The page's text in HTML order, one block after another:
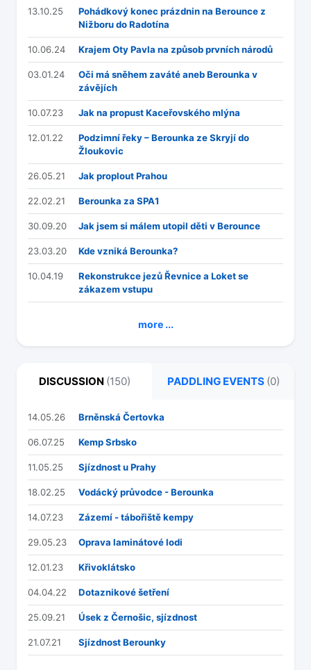
Popis:
Roztoky
(Půjčovna
lodí
Dronte) -
Beroun
(Autocamp
Hrázi)
11.7.26- 12.7.26
provoz na řece řídnout a od kempu v Račicích jsem jel už sám.
Přespal jsem mezi Žloukovicema a Nižborem. Druhý den
již pouze volej, ale za celou dobu jsem potkal pouze 3 supaře,
jsem si i to užíval. Na výborný oběd jsem zastavil v Hýskově u
13.10.25
Pohádkový konec prázdnin na Berounce z
Nižboru do Radotína
10.06.24 Krajem Oty Pavla na způsob prvních národů
03.01.24
Oči má sněhem zaváté aneb Berounka v
závějích
10.07.23 Jak na propust Kaceřovského mlýna
12.01.22
Podzimní řeky – Berounka ze Skryjí do
Žloukovic
26.05.21 Jak proplout Prahou
22.02.21 Berounka za SPA1
30.09.20 Jak jsem si málem utopil děti v Berounce
23.03.20 Kde vzniká Berounka?
10.04.19
Rekonstrukce jezů Řevnice a Loket se
zákazem vstupu
more ...
DISCUSSION (150) PADDLING EVENTS (0)
14.05.26 Brněnská Čertovka
06.07.25 Kemp Srbsko
11.05.25 Sjízdnost u Prahy
18.02.25 Vodácký průvodce - Berounka
14.07.23 Zázemí - tábořiště kempy
29.05.23 Oprava laminátové lodi
12.01.23 Křivoklátsko
04.04.22 Dotaznikové šetření
25.09.21 Úsek z Černošic, sjízdnost
21.07.21 Sjízdnost Berounky